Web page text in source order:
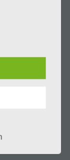
GVO)